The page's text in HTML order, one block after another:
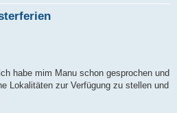
habe mim Manu schon gesprochen und
Lokalitäten zur Verfügung zu stellen und